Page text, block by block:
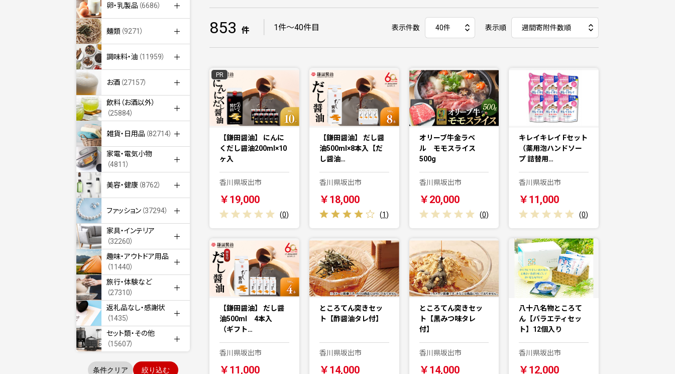
卵・乳製品 （6686）
麺類 （9271）
調味料・油 （11959）
お酒 （27157）
飲料（お酒以外）
（25884）
雑貨・日用品 （82714）
家電・電気小物
（4811）
美容・健康 （8762）
ファッション （37294）
家具・インテリア
（32260）
趣味・アウトドア用品
（11440）
旅行・体験など
（27310）
返礼品なし・感謝状
（1435）
セット類・その他
（15607）
条件クリア 絞り込む
853 件 1件〜40件目 表示件数 表示順
PR
【鎌田醤油】 にんに
くだし醤油200ml×10
ヶ入
香川県坂出市
￥19,000
(0)
【鎌田醤油】 だし醤
油500ml×8本入【だ
し醤油…
香川県坂出市
￥18,000
(1)
オリーブ牛金ラベ
ル モモスライス
500g
香川県坂出市
￥20,000
(0)
キレイキレイ Fセット
（薬用泡ハンドソー
プ 詰替用…
香川県坂出市
￥11,000
(0)
【鎌田醤油】 だし醤
油500ml 4本入
（ギフト…
香川県坂出市
￥11,000
ところてん突きセッ
ト【酢醤油タレ付】
香川県坂出市
￥14,000
ところてん突きセッ
ト【黒みつ味タレ
付】
香川県坂出市
￥14,000
八十八名物ところて
ん【バラエティセッ
ト】12個入り
香川県坂出市
￥12,000